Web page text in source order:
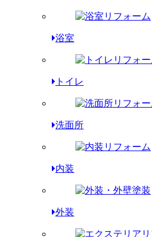
浴室
トイレ
洗面所
内装
外装